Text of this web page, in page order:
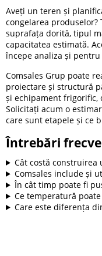
Aveți un teren și
congelarea
suprafața dorită, tipul
capacitatea estimată.
începe analiza și
Comsales Grup poate
proiectare și structură
și echipament
Solicitați acum o
care sunt etapele și ce
Întrebări
Cât costă
Comsales include și
În cât timp poate fi
Ce temperatură
Care este diferența